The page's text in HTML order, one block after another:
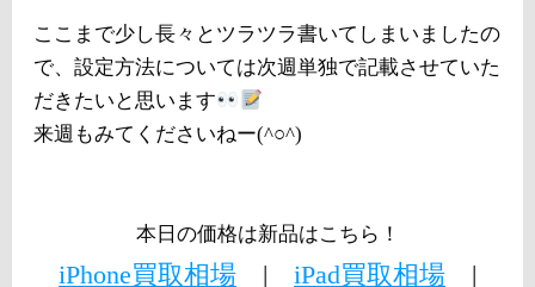
ここまで少し長々とツラツラ書いてしまいましたの
で、設定方法については次週単独で記載させていた
だきたいと思います
来週もみてくださいねー(^○^)
本日の価格は新品はこちら！
iPhone買取相場 | iPad買取相場 |